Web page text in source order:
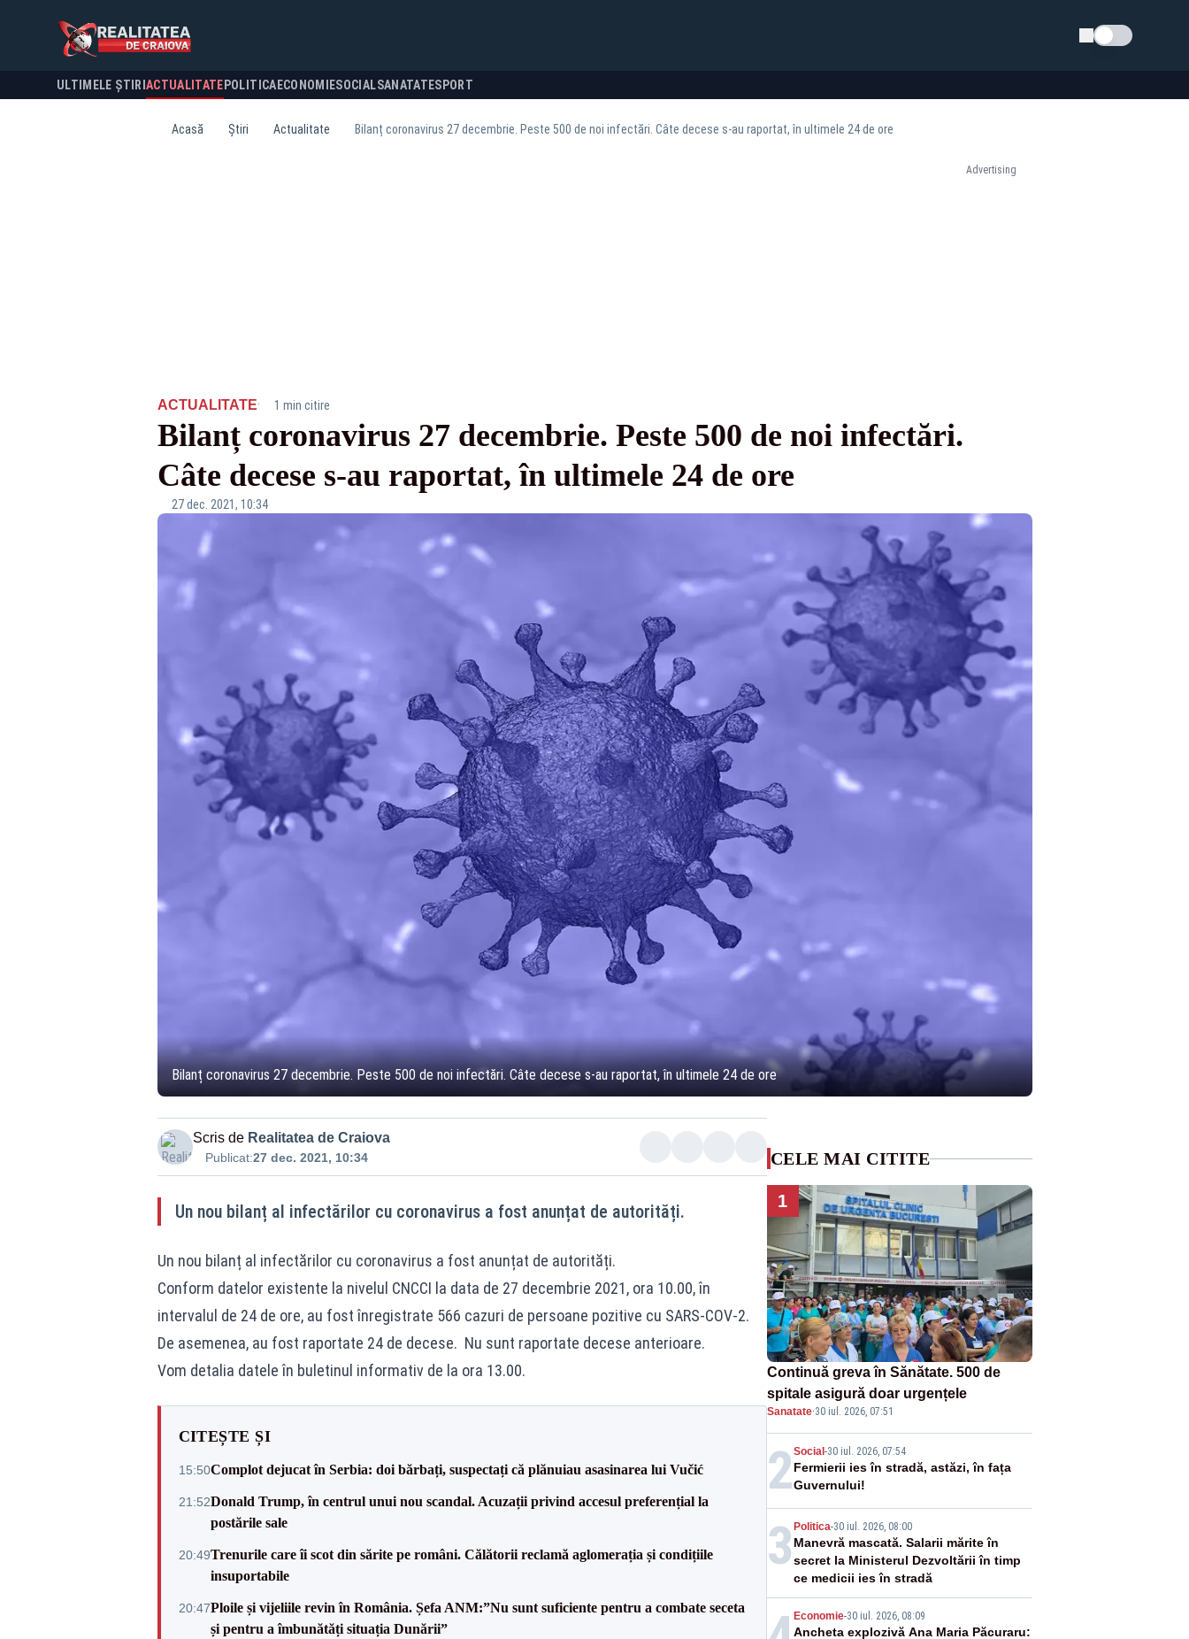
Schimba tema
ULTIMELE ȘTIRI ACTUALITATE POLITICA ECONOMIESOCIALSANATATESPORT
Acasă Știri Actualitate Bilanț coronavirus 27 decembrie. Peste 500 de noi infectări. Câte decese s-au raportat, în ultimele 24 de ore
Advertising
ACTUALITATE· 1 min citire
Bilanț coronavirus 27 decembrie. Peste 500 de noi infectări.
Câte decese s-au raportat, în ultimele 24 de ore
27 dec. 2021, 10:34
Bilanț coronavirus 27 decembrie. Peste 500 de noi infectări. Câte decese s-au raportat, în ultimele 24 de ore
Scris de Realitatea de Craiova
Publicat:27 dec. 2021, 10:34
Un nou bilanț al infectărilor cu coronavirus a fost anunțat de autorități.
Un nou bilanț al infectărilor cu coronavirus a fost anunțat de autorități.
Conform datelor existente la nivelul CNCCI la data de 27 decembrie 2021, ora 10.00, în
intervalul de 24 de ore, au fost înregistrate 566 cazuri de persoane pozitive cu SARS-COV-2.
De asemenea, au fost raportate 24 de decese. Nu sunt raportate decese anterioare.
Vom detalia datele în buletinul informativ de la ora 13.00.
CITEȘTE ȘI
15:50Complot dejucat în Serbia: doi bărbați, suspectați că plănuiau asasinarea lui Vučić
21:52Donald Trump, în centrul unui nou scandal. Acuzații privind accesul preferențial la
postările sale
20:49Trenurile care îi scot din sărite pe români. Călătorii reclamă aglomerația și condițiile
insuportabile
20:47Ploile și vijeliile revin în România. Șefa ANM:”Nu sunt suficiente pentru a combate seceta
și pentru a îmbunătăți situația Dunării”
CELE MAI CITITE
1
Continuă greva în Sănătate. 500 de
spitale asigură doar urgențele
Sanatate·30 iul. 2026, 07:51
2Social -30 iul. 2026, 07:54
Fermierii ies în stradă, astăzi, în fața
Guvernului!
3 Politica-30 iul. 2026, 08:00
Manevră mascată. Salarii mărite în
secret la Ministerul Dezvoltării în timp
ce medicii ies în stradă
Economie-30 iul. 2026, 08:09
Ancheta explozivă Ana Maria Păcuraru: